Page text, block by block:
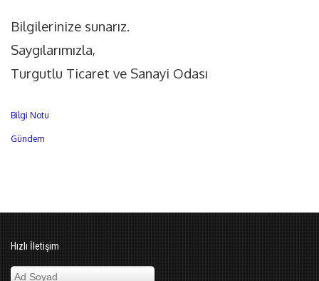
Bilgilerinize sunarız.
Saygılarımızla,
Turgutlu Ticaret ve Sanayi Odası
Bilgi Notu
Gündem
Hızlı İletişim